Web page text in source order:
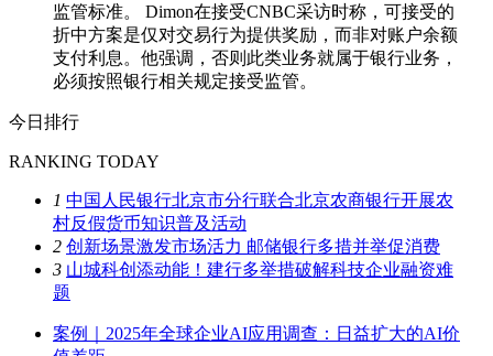
监管标准。 Dimon在接受CNBC采访时称，可接受的
折中方案是仅对交易行为提供奖励，而非对账户余额
支付利息。他强调，否则此类业务就属于银行业务，
必须按照银行相关规定接受监管。
今日排行
RANKING TODAY
1 中国人民银行北京市分行联合北京农商银行开展农
村反假货币知识普及活动
2 创新场景激发市场活力 邮储银行多措并举促消费
3 山城科创添动能！建行多举措破解科技企业融资难
题
案例｜2025年全球企业AI应用调查：日益扩大的AI价